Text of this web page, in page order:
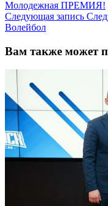
Молодежная ПРЕМИЯ!
Следующая запись
Волейбол
Вам также может